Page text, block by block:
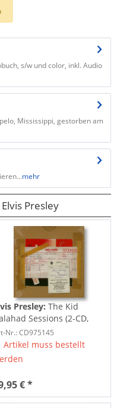
s/w und color, inkl. Audio
Mississippi, gestorben am
mehr
Presley
Presley: The Kid
Sessions (2-CD,
Deluxe...
Nr.: CD975145
Artikel muss bestellt
€ *